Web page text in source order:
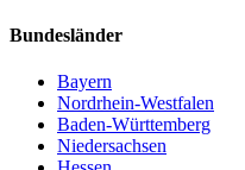
Bundesländer
Bayern
Nordrhein-Westfalen
Baden-Württemberg
Niedersachsen